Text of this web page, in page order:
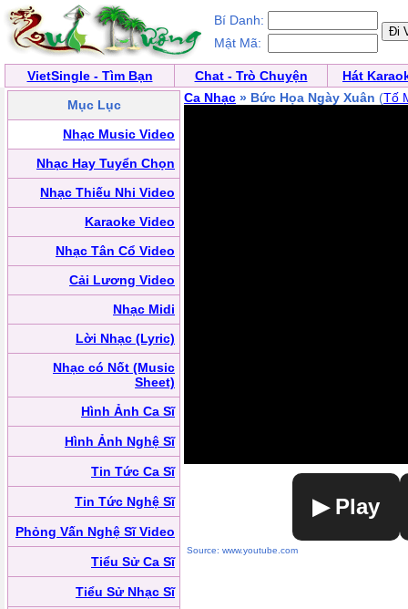
Bí Danh:
Mật Mã:
VietSingle - Tìm Bạn Chat - Trò Chuyện
Hát
Mục Lục
Nhạc Music Video
Nhạc Hay Tuyển Chọn
Nhạc Thiếu Nhi Video
Karaoke Video
Nhạc Tân Cổ Video
Cải Lương Video
Nhạc Midi
Lời Nhạc (Lyric)
Nhạc có Nốt (Music
Sheet)
Hình Ảnh Ca Sĩ
Hình Ảnh Nghệ Sĩ
Tin Tức Ca Sĩ
Tin Tức Nghệ Sĩ
Phỏng Vấn Nghệ Sĩ Video
Tiểu Sử Ca Sĩ
Tiểu Sử Nhạc Sĩ
Ca Nhạc » Bức Họa Ngày Xuân (Tố
▶ Play
Source: www.youtube.com